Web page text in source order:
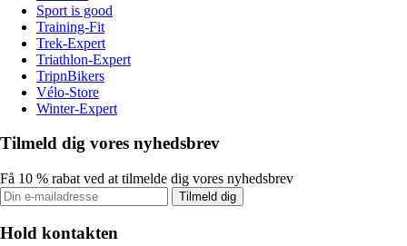
Sport is good
Training-Fit
Trek-Expert
Triathlon-Expert
TripnBikers
Vélo-Store
Winter-Expert
Tilmeld dig vores nyhedsbrev
Få 10 % rabat ved at tilmelde dig vores nyhedsbrev
Tilmeld dig
Hold kontakten